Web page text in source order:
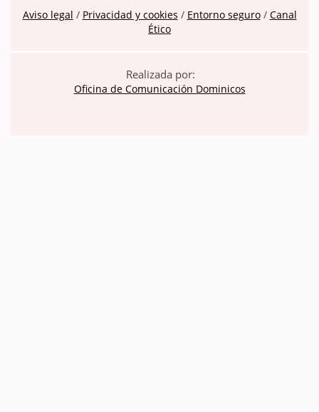
Aviso legal / Privacidad y cookies / Entorno seguro / Canal
Ético
Realizada por:
Oficina de Comunicación Dominicos